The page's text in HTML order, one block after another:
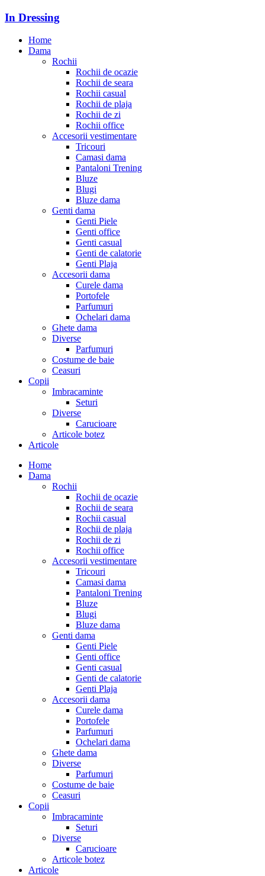
In Dressing
Home
Dama
Rochii
Rochii de ocazie
Rochii de seara
Rochii casual
Rochii de plaja
Rochii de zi
Rochii office
Accesorii vestimentare
Tricouri
Camasi dama
Pantaloni Trening
Bluze
Blugi
Bluze dama
Genti dama
Genti Piele
Genti office
Genti casual
Genti de calatorie
Genti Plaja
Accesorii dama
Curele dama
Portofele
Parfumuri
Ochelari dama
Ghete dama
Diverse
Parfumuri
Costume de baie
Ceasuri
Copii
Imbracaminte
Seturi
Diverse
Carucioare
Articole botez
Articole
Home
Dama
Rochii
Rochii de ocazie
Rochii de seara
Rochii casual
Rochii de plaja
Rochii de zi
Rochii office
Accesorii vestimentare
Tricouri
Camasi dama
Pantaloni Trening
Bluze
Blugi
Bluze dama
Genti dama
Genti Piele
Genti office
Genti casual
Genti de calatorie
Genti Plaja
Accesorii dama
Curele dama
Portofele
Parfumuri
Ochelari dama
Ghete dama
Diverse
Parfumuri
Costume de baie
Ceasuri
Copii
Imbracaminte
Seturi
Diverse
Carucioare
Articole botez
Articole